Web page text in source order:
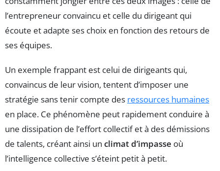
l’entrepreneur convaincu et celle du dirigeant qui
écoute et adapte ses choix en fonction des retours de
ses équipes.
Un exemple frappant est celui de dirigeants qui,
convaincus de leur vision, tentent d’imposer une
stratégie sans tenir compte des ressources humaines
en place. Ce phénomène peut rapidement conduire à
une dissipation de l’effort collectif et à des démissions
de talents, créant ainsi un climat d’impasse où
l’intelligence collective s’éteint petit à petit.